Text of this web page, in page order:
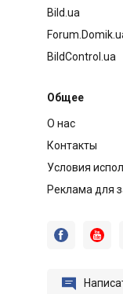
Bild.ua
BildControl.ua
Общее
О нас
Контакты
Условия
Реклама для
 
